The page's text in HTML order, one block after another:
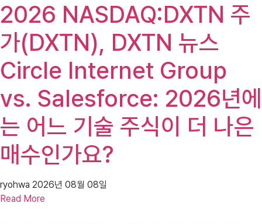
2026 NASDAQ:DXTN 주
가(DXTN), DXTN 뉴스
Circle Internet Group
vs. Salesforce: 2026년에
는 어느 기술 주식이 더 나은
매수인가요?
ryohwa 2026년 08월 08일
Read More